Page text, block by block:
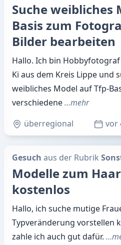
Suche weibliches
Basis zum
Bilder bearbeiten
Hallo. Ich bin
Ki aus dem Kreis Lippe und
weibliches Model auf Tfp-
verschiedene…mehr
überregional
vor
Gesuch aus der Rubrik
Modelle zum
kostenlos
Hallo, ich suche mutige
Typveränderung vorstellen
zahle ich auch gut dafür.